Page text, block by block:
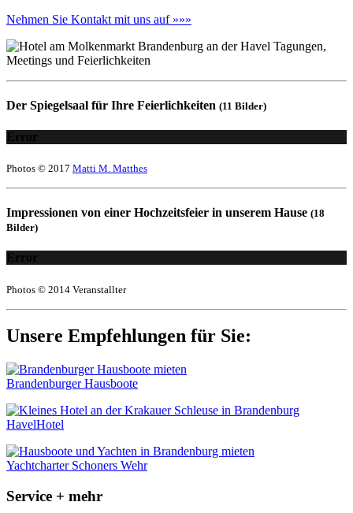
Nehmen Sie Kontakt mit uns auf »»»
Der Spiegelsaal für Ihre Feierlichkeiten (11 Bilder)
Error
Photos © 2017 Matti M. Matthes
Impressionen von einer Hochzeitsfeier in unserem Hause (18
Bilder)
Error
Photos © 2014 Veranstallter
Unsere Empfehlungen für Sie:
Brandenburger Hausboote
HavelHotel
Yachtcharter Schoners Wehr
Service + mehr